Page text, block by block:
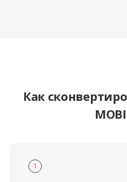
Как
MOBI
1